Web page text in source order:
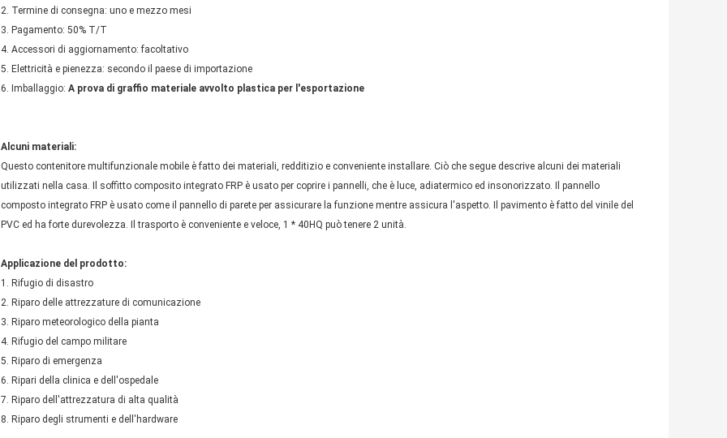
2. Termine di consegna: uno e mezzo mesi
3. Pagamento: 50% T/T
4. Accessori di aggiornamento: facoltativo
5. Elettricità e pienezza: secondo il paese di importazione
6. Imballaggio: A prova di graffio materiale avvolto plastica per l'esportazione
Alcuni materiali:
Questo contenitore multifunzionale mobile è fatto dei materiali, redditizio e conveniente installare. Ciò che segue descrive alcuni dei materiali
utilizzati nella casa. Il soffitto composito integrato FRP è usato per coprire i pannelli, che è luce, adiatermico ed insonorizzato. Il pannello
composto integrato FRP è usato come il pannello di parete per assicurare la funzione mentre assicura l'aspetto. Il pavimento è fatto del vinile del
PVC ed ha forte durevolezza. Il trasporto è conveniente e veloce, 1 * 40HQ può tenere 2 unità.
Applicazione del prodotto:
1. Rifugio di disastro
2. Riparo delle attrezzature di comunicazione
3. Riparo meteorologico della pianta
4. Rifugio del campo militare
5. Riparo di emergenza
6. Ripari della clinica e dell'ospedale
7. Riparo dell'attrezzatura di alta qualità
8. Riparo degli strumenti e dell'hardware